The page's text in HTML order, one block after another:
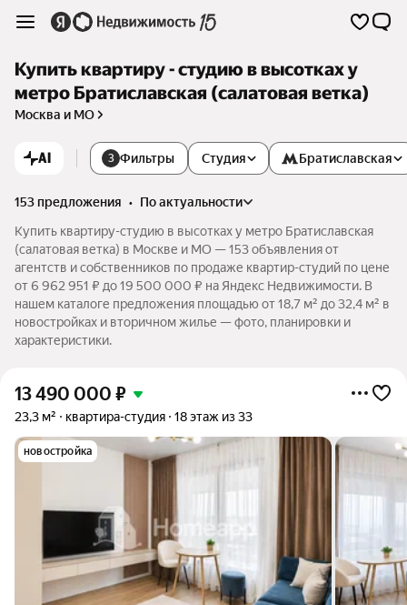
Купить квартиру - студию в высотках у
метро Братиславская (салатовая ветка)
Москва и МО
AI 3 Фильтры Студия Братиславская
153 предложения •
по актуальности
Купить квартиру-студию в высотках у метро Братиславская
(салатовая ветка) в Москве и МО — 153 объявления от
агентств и собственников по продаже квартир-студий по цене
от 6 962 951 ₽ до 19 500 000 ₽ на Яндекс Недвижимости. В
нашем каталоге предложения площадью от 18,7 м² до 32,4 м² в
новостройках и вторичном жилье — фото, планировки и
характеристики.
13 490 000 ₽
23,3 м² квартира-студия 18 этаж из 33
новостройка